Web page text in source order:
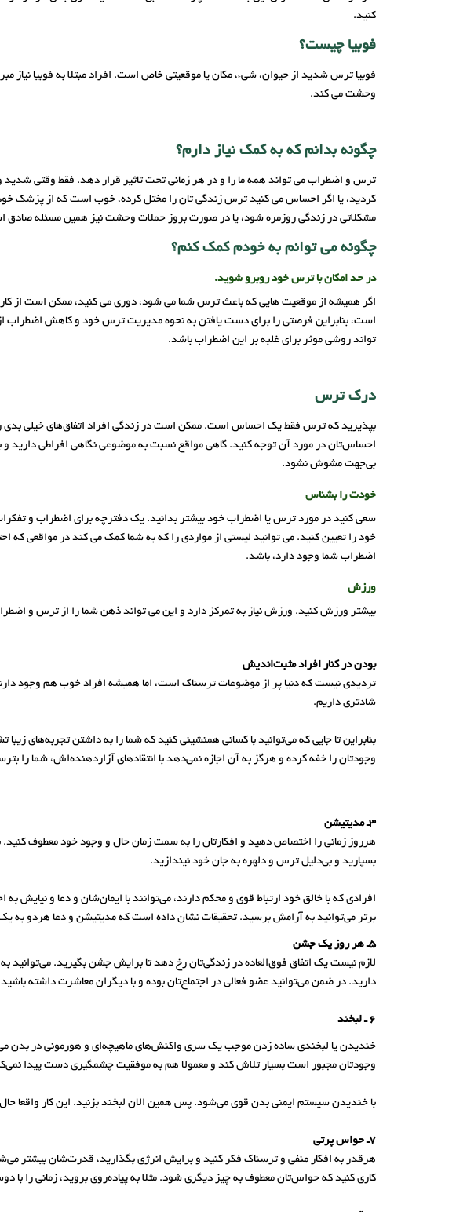
کنید.
فوبیا چیست؟
فوبیا ترس شدید از حیوان، شیء، مکان یا موقعیتی خاص است. افراد مبتلا به فوبیا
وحشت می کند.
چگونه بدانم که به کمک نیاز دارم؟
ترس و اضطراب می تواند همه ما را و در هر زمانی تحت تاثیر قرار دهد. فقط وقتی
کردید، یا اگر احساس می کنید ترس زندگی تان را مختل کرده، خوب است که از پزشک خود
مشکلاتی در زندگی روزمره شود، یا در صورت بروز حملات وحشت نیز همین مسئله صادق
چگونه می توانم به خودم کمک کنم؟
در حد امکان با ترس خود روبرو شوید.
اگر همیشه از موقعیت هایی که باعث ترس شما می شود، دوری می کنید، ممکن است از
است، بنابراین فرصتی را برای دست یافتن به نحوه مدیریت ترس خود و کاهش اضطراب
تواند روشی موثر برای غلبه بر این اضطراب باشد.
درک ترس
بپذیرید که ترس فقط یک احساس است. ممکن است در زندگی افراد اتفاق‌های خیلی بدی
احساس‌تان در مورد آن توجه کنید. گاهی مواقع نسبت به موضوعی نگاهی افراطی دارید
بی‌جهت مشوش نشود.
خودت را بشناس
سعی کنید در مورد ترس یا اضطراب خود بیشتر بدانید. یک دفترچه برای اضطراب و
خود را تعیین کنید. می توانید لیستی از مواردی را که به شما کمک می کند در مواقعی
اضطراب شما وجود دارد، باشد.
ورزش
بیشتر ورزش کنید. ورزش نیاز به تمرکز دارد و این می تواند ذهن شما را از ترس و
بودن در کنار افراد مثبت‌اندیش
تردیدی نیست که دنیا پر از موضوعات ترسناک است، اما همیشه افراد خوب هم وجود
شادتری داریم.
بنابراین تا جایی که می‌توانید با کسانی همنشینی کنید که شما را به داشتن تجربه‌های
وجودتان را خفه کرده و هرگز به آن اجازه نمی‌دهد با انتقادهای آزاردهنده‌اش، شما را
3ـ مدیتیشن
هرروز زمانی را اختصاص دهید و افکارتان را به سمت زمان حال و وجود خود معطوف کنید.
بسپارید و بی‌دلیل ترس و دلهره به جان خود نیندازید.
افرادی که با خالق خود ارتباط قوی و محکم دارند، می‌توانند با ایمان‌شان و دعا و
برتر می‌توانید به آرامش برسید. تحقیقات نشان داده است که مدیتیشن و دعا هردو به یک
5ـ هر روز یک جشن
لازم نیست یک اتفاق فوق‌العاده در زندگی‌تان رخ دهد تا برایش جشن بگیرید.
دارید. در ضمن می‌توانید عضو فعالی در اجتماع‌تان بوده و با دیگران معاشرت داشته
6 ـ لبخند
خندیدن یا لبخندی ساده زدن موجب یک سری واکنش‌های ماهیچه‌ای و هورمونی در بدن
وجودتان مجبور است بسیار تلاش کند و معمولا هم به موفقیت چشمگیری دست پیدا
با خندیدن سیستم ایمنی بدن قوی می‌شود. پس همین الان لبخند بزنید. این کار واقعا
7ـ حواس پرتی
هرقدر به افکار منفی و ترسناک فکر کنید و برایش انرژی بگذارید، قدرت‌شان بیشتر
کاری کنید که حواس‌تان معطوف به چیز دیگری شود. مثلا به پیاده‌روی بروید، زمانی را با